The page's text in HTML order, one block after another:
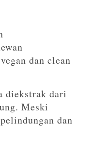
dan clean
diekstrak dari
Meski
dan